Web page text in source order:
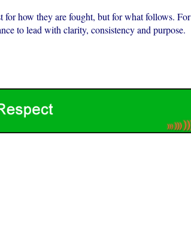
for how they are fought, but for what follows. For
to lead with clarity, consistency and purpose.